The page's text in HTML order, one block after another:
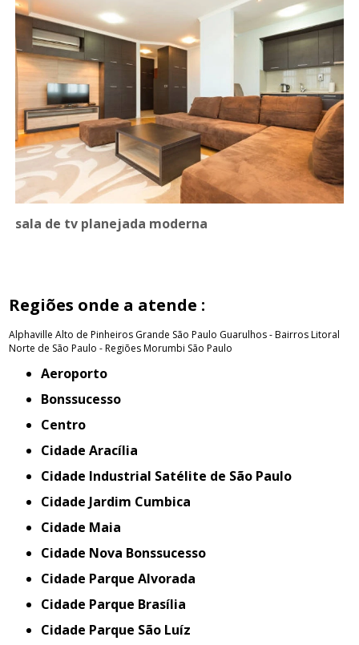
sala de tv planejada moderna
Regiões onde a atende :
Alphaville Alto de Pinheiros Grande São Paulo Guarulhos - BairrosLitoral
Norte de São Paulo - RegiõesMorumbi São Paulo
Aeroporto
Bonssucesso
Centro
Cidade Aracília
Cidade Industrial Satélite de São Paulo
Cidade Jardim Cumbica
Cidade Maia
Cidade Nova Bonssucesso
Cidade Parque Alvorada
Cidade Parque Brasília
Cidade Parque São Luíz